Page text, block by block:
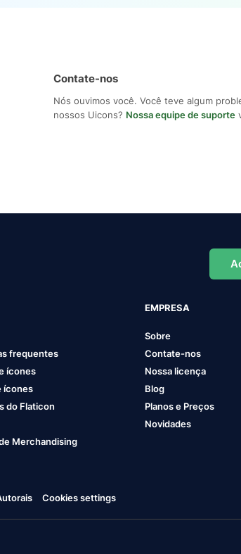
Contate-nos
Nós ouvimos você. Você teve algum
nossos Uicons? Nossa equipe de suporte
frequentes
ícones
ícones
do Flaticon
Merchandising
EMPRESA
Sobre
Contate-nos
Nossa licença
Blog
Planos e Preços
Novidades
Cookies settings